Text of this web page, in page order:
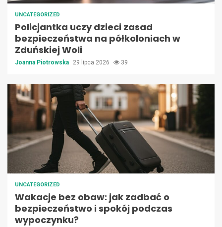
UNCATEGORIZED
Policjantka uczy dzieci zasad
bezpieczeństwa na półkoloniach w
Zduńskiej Woli
Joanna Piotrowska 29 lipca 2026 39
UNCATEGORIZED
Wakacje bez obaw: jak zadbać o
bezpieczeństwo i spokój podczas
wypoczynku?